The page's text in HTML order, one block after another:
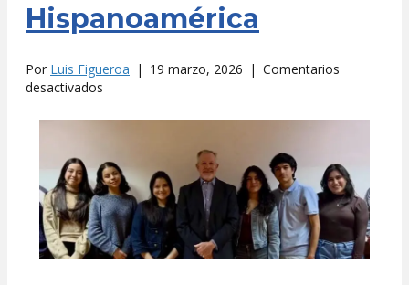
Hispanoamérica
Por Luis Figueroa | 19 marzo, 2026 | Comentarios
desactivados
global
Hispanoamérica